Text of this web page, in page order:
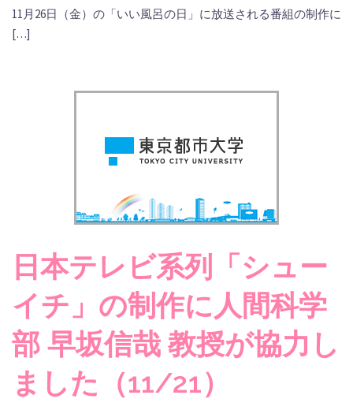
11月26日（金）の「いい風呂の日」に放送される番組の制作に
[…]
日本テレビ系列「シュー
イチ」の制作に人間科学
部 早坂信哉 教授が協力し
ました（11/21）